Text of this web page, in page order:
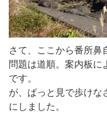
さて、ここから番所鼻
問題は道順。案内板に
です。
が、ぱっと見で歩けな
にしました。